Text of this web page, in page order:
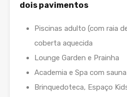
dois pavimentos
Piscinas adulto (com raia
coberta aquecida
Lounge Garden e Prainha
Academia e Spa com
Brinquedoteca, Espaço